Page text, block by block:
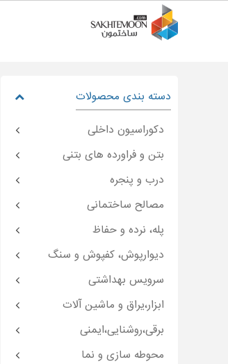
دسته بندی محصولات
دکوراسیون داخلی
بتن و فراورده های بتنی
درب و پنجره
مصالح ساختمانی
پله، نرده و حفاظ
دیوارپوش، کفپوش و سنگ
سرویس بهداشتی
ابزار،یراق و ماشین آلات
برقی،روشنایی،ایمنی
محوطه سازی و نما